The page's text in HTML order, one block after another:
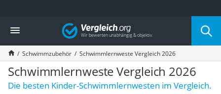
Die beliebtesten Vergleiche nach Kategorie
Freizeit & Sport
Gartentrampolin
Trampolin
Metalldetektor
Eufab-Fahrradträger
Trampolin 366 cm
Vergleich
Schwimmzubehör Schwimmlernweste Vergleich 2026
Schwimmlernweste Vergleich 2026
Die besten Kinder-Schwimmlernwesten im Vergleich.